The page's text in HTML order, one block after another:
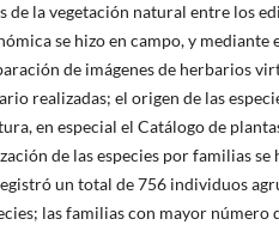
de la vegetación natural entre los
se hizo en campo, y mediante
de imágenes de herbarios
realizadas; el origen de las
en especial el Catálogo de
de las especies por familias se
un total de 756 individuos
las familias con mayor número